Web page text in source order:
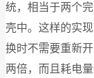
统，相当于两个
壳中。这样的实
换时不需要重新
两倍，而且耗电